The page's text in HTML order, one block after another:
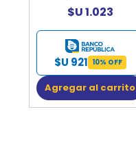
$U 1.023
$U 921 10% OFF
Agregar al carrito